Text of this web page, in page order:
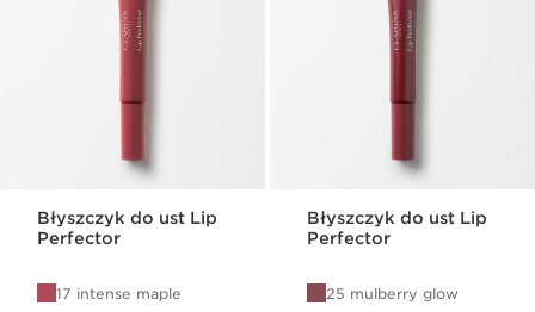
Błyszczyk do ust Lip
Perfector
17 intense maple
Błyszczyk do ust Lip
Perfector
25 mulberry glow